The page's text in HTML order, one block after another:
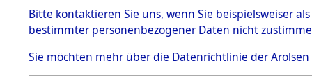
5.3.1 Alliierte
Erhebungen
zu
Todesmärsch
en
5.3.2
→0013
Bitte kontaktieren Sie uns, wenn Sie beispielsweiser
bestimmter personenbezogener Daten nicht
Sie möchten mehr über die Datenrichtlinie der Arolsen